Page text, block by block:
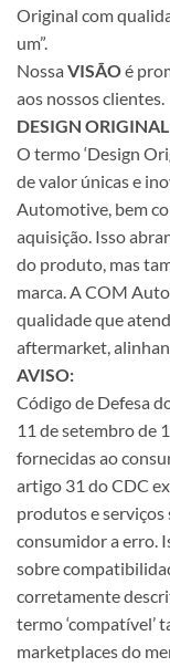
Original com
um”.
Nossa VISÃOé
aos nossos clientes.
DESIGN ORIGINAL
O termo ‘Design
de valor únicas e
Automotive, bem
aquisição. Isso
do produto, mas
marca. A COM
qualidade que
aftermarket,
AVISO:
Código de Defesa
11 de setembro de
fornecidas ao
artigo 31 do CDC
produtos e serviços
consumidor a erro.
sobre
corretamente
termo ‘compatível’
marketplaces do